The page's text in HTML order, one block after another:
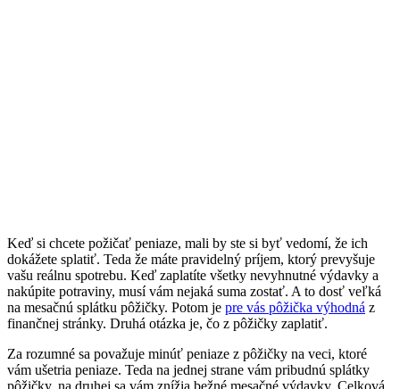
Keď si chcete požičať peniaze, mali by ste si byť vedomí, že ich
dokážete splatiť. Teda že máte pravidelný príjem, ktorý prevyšuje
vašu reálnu spotrebu. Keď zaplatíte všetky nevyhnutné výdavky a
nakúpite potraviny, musí vám nejaká suma zostať. A to dosť veľká
na mesačnú splátku pôžičky. Potom je pre vás pôžička výhodná z
finančnej stránky. Druhá otázka je, čo z pôžičky zaplatiť.
Za rozumné sa považuje minúť peniaze z pôžičky na veci, ktoré
vám ušetria peniaze. Teda na jednej strane vám pribudnú splátky
pôžičky, na druhej sa vám znížia bežné mesačné výdavky. Celková